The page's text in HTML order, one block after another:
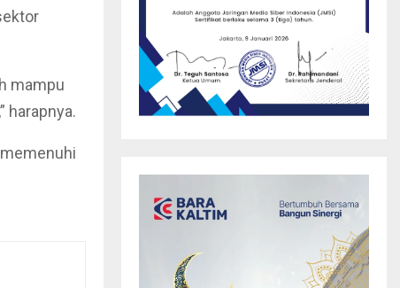
mampu
harapnya.